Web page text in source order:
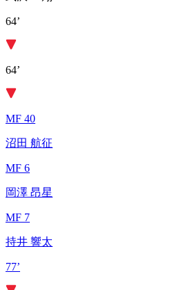
64’
64’
MF 40
沼田 航征
MF 6
岡澤 昂星
MF 7
持井 響太
77’